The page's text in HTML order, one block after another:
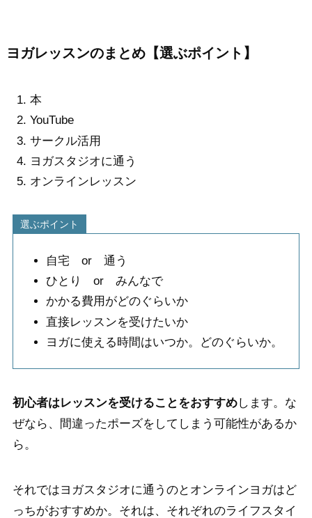
ヨガレッスンのまとめ【選ぶポイント】
本
YouTube
サークル活用
ヨガスタジオに通う
オンラインレッスン
選ぶポイント
自宅 or 通う
ひとり or みんなで
かかる費用がどのぐらいか
直接レッスンを受けたいか
ヨガに使える時間はいつか。どのぐらいか。
初心者はレッスンを受けることをおすすめします。な
ぜなら、間違ったポーズをしてしまう可能性があるか
ら。
それではヨガスタジオに通うのとオンラインヨガはど
っちがおすすめか。それは、それぞれのライフスタイ